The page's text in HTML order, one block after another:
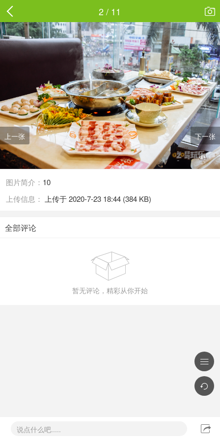
2 / 11 
上一张 下一张
图片简介： 10
上传信息：
上传于 2020-7-23 18:44 (384 KB)
全部评论

暂无评论，精彩从你开始
说点什么吧..... 

